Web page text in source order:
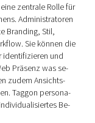
zentrale Rolle für
Admi­nistra­toren
Branding, Stil,
Sie kön­nen die
identifizieren und
Präsenz was se­
zudem An­sichts­
Taggon persona­
Be­